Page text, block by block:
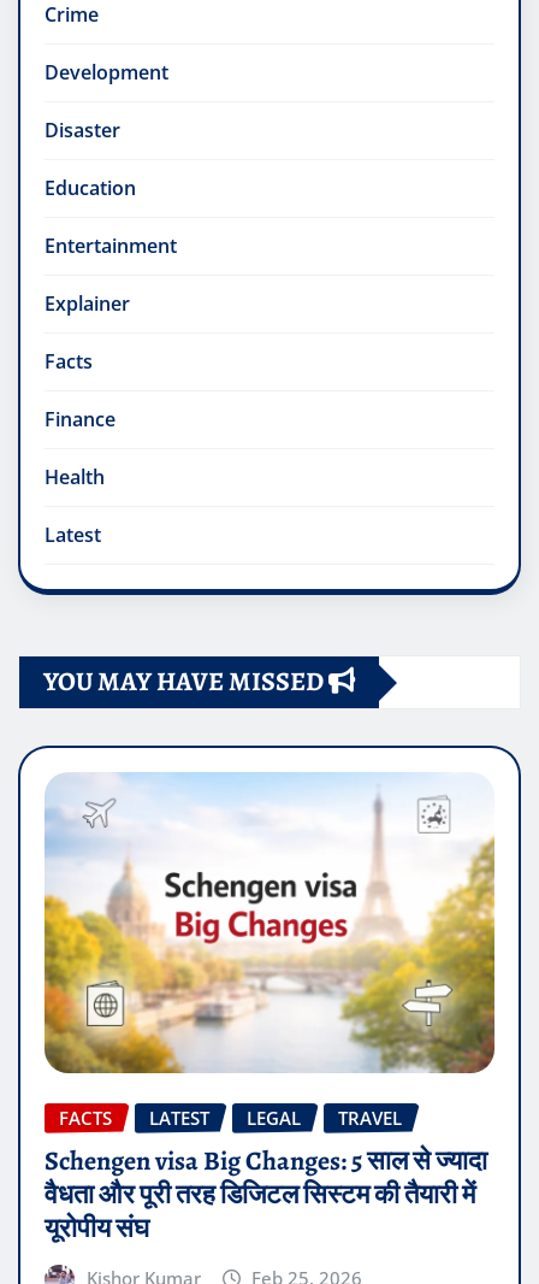
Crime
Development
Disaster
Education
Entertainment
Explainer
Facts
Finance
Health
Latest
YOU MAY HAVE MISSED
FACTS LATEST LEGAL TRAVEL
Schengen visa Big Changes: 5 साल से ज्यादा
वैधता और पूरी तरह डिजिटल सिस्टम की तैयारी में
यूरोपीय संघ
Kishor Kumar Feb 25, 2026